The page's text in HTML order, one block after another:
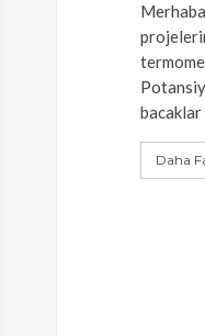
bacaklar
Daha